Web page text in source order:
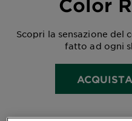
Color
Scopri la sensazione del
fatto ad ogni